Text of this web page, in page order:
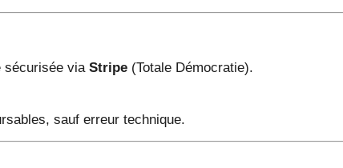
sécurisée viaStripe (Totale Démocratie).
sauf erreur technique.